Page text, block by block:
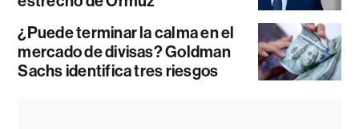
¿Puede terminar la calma en el
mercado de divisas? Goldman
Sachs identifica tres riesgos